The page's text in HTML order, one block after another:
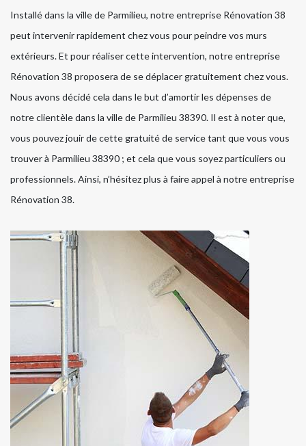
Installé dans la ville de Parmilieu, notre entreprise Rénovation 38
peut intervenir rapidement chez vous pour peindre vos murs
extérieurs. Et pour réaliser cette intervention, notre entreprise
Rénovation 38 proposera de se déplacer gratuitement chez vous.
Nous avons décidé cela dans le but d’amortir les dépenses de
notre clientèle dans la ville de Parmilieu 38390. Il est à noter que,
vous pouvez jouir de cette gratuité de service tant que vous vous
trouver à Parmilieu 38390 ; et cela que vous soyez particuliers ou
professionnels. Ainsi, n’hésitez plus à faire appel à notre entreprise
Rénovation 38.